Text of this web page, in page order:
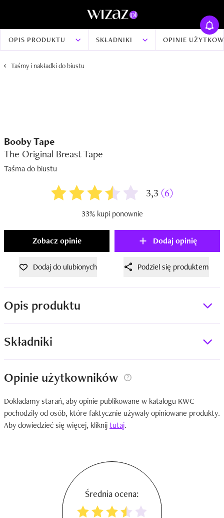
OPIS PRODUKTU SKŁADNIKI OPINIE
Taśmy i nakładki do biustu
Booby Tape
The Original Breast Tape
Taśma do biustu
3,3 (6)
33% kupi ponownie
Zobacz opinie Dodaj opinię
Dodaj do ulubionych Podziel się produktem
Opis produktu
Składniki
Opinie użytkowników
Dokładamy starań, aby opinie publikowane w katalogu KWC
pochodziły od osób, które faktycznie używały opiniowane produkty.
Aby dowiedzieć się więcej, kliknijtutaj.
Średnia ocena: